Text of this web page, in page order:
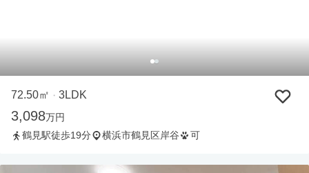
72.50㎡ ・ 3LDK
3,098万円
鶴見駅徒歩19分
横浜市鶴見区岸谷 可